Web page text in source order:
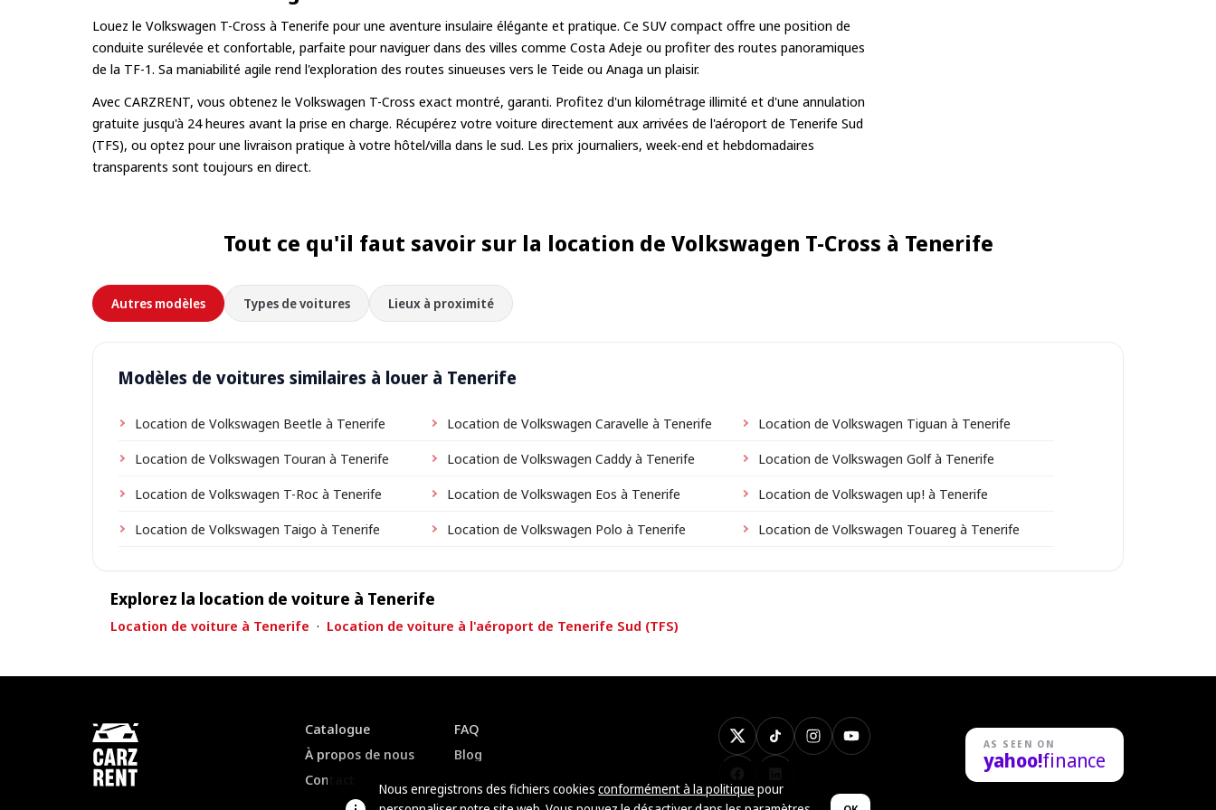
Louez le Volkswagen T-Cross à Tenerife pour une aventure insulaire élégante et pratique. Ce SUV compact offre une position de
conduite surélevée et confortable, parfaite pour naviguer dans des villes comme Costa Adeje ou profiter des routes panoramiques
de la TF-1. Sa maniabilité agile rend l'exploration des routes sinueuses vers le Teide ou Anaga un plaisir.
Avec CARZRENT, vous obtenez le Volkswagen T-Cross exact montré, garanti. Profitez d'un kilométrage illimité et d'une annulation
gratuite jusqu'à 24 heures avant la prise en charge. Récupérez votre voiture directement aux arrivées de l'aéroport de Tenerife Sud
(TFS), ou optez pour une livraison pratique à votre hôtel/villa dans le sud. Les prix journaliers, week-end et hebdomadaires
transparents sont toujours en direct.
Tout ce qu'il faut savoir sur la location de Volkswagen T-Cross à Tenerife
Autres modèles Types de voitures Lieux à proximité
Modèles de voitures similaires à louer à Tenerife
Location de Volkswagen Beetle à Tenerife Location de Volkswagen Caravelle à Tenerife
Location de Volkswagen Tiguan à Tenerife
Location de Volkswagen Touran à Tenerife
Location de Volkswagen Caddy à Tenerife
Location de Volkswagen Golf à Tenerife
Location de Volkswagen T-Roc à Tenerife
Location de Volkswagen Eos à Tenerife
Location de Volkswagen up! à Tenerife
Location de Volkswagen Taigo à Tenerife
Location de Volkswagen Polo à Tenerife Location de Volkswagen Touareg à Tenerife
Explorez la location de voiture à Tenerife
Location de voiture à Tenerife · Location de voiture à l'aéroport de Tenerife Sud (TFS)
Catalogue
À propos de nous
Contact
FAQ
Blog
X Instagram
TikTok YouTube AS SEEN ON
yahoo!finance
Nous enregistrons des fichiers cookies conformément à la politique pour